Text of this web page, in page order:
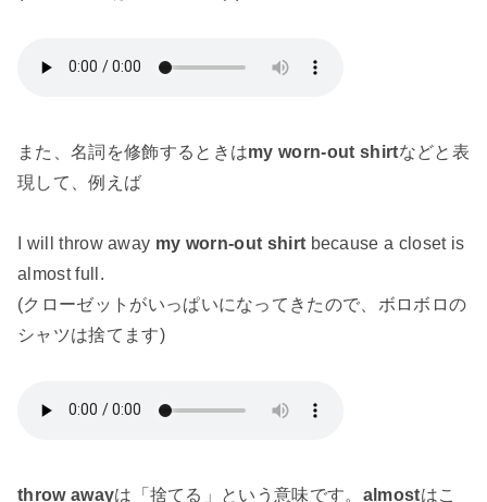
また、名詞を修飾するときはmy worn-out shirtなどと表
現して、例えば
I will throw away my worn-out shirt because a closet is
almost full.
(クローゼットがいっぱいになってきたので、ボロボロの
シャツは捨てます)
throw awayは「捨てる」という意味です。 almostはこ